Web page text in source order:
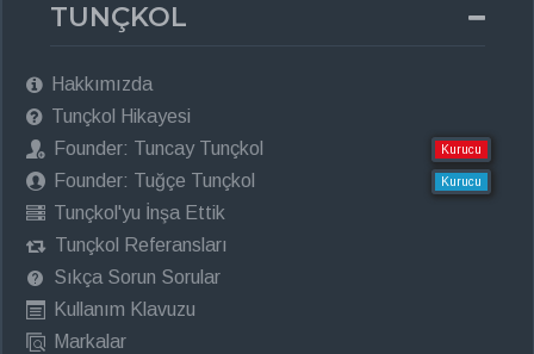
TUNÇKOL
Hakkımızda
Tunçkol Hikayesi
Founder: Tuncay Tunçkol
Kurucu
Founder: Tuğçe Tunçkol Kurucu
Tunçkol'yu İnşa Ettik
Tunçkol Referansları
Sıkça Sorun Sorular
Kullanım Klavuzu
Markalar